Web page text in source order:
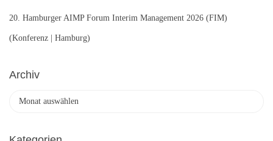
20. Hamburger AIMP Forum Interim Management 2026 (FIM)
(Konferenz | Hamburg)
Archiv
h